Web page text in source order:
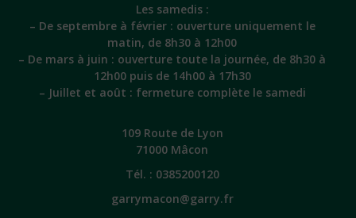
Les samedis :
– De septembre à février : ouverture uniquement le
matin, de 8h30 à 12h00
– De mars à juin : ouverture toute la journée, de 8h30 à
12h00 puis de 14h00 à 17h30
– Juillet et août : fermeture complète le samedi
109 Route de Lyon
71000 Mâcon
Tél. : 0385200120
garrymacon@garry.fr